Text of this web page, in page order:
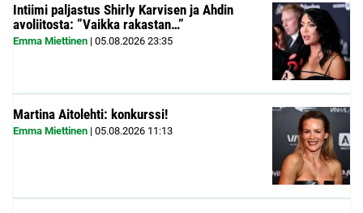
Intiimi paljastus Shirly Karvisen ja Ahdin
avoliitosta: ”Vaikka rakastan…”
Emma Miettinen | 05.08.2026 23:35
Martina Aitolehti: konkurssi!
Emma Miettinen | 05.08.2026 11:13